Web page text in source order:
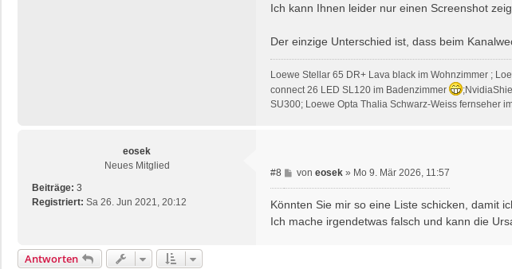
Ich kann Ihnen leider nur einen Screenshot
Der einzige Unterschied ist, dass beim
Loewe Stellar 65 DR+ Lava black im Wohnzimmer ;
connect 26 LED SL120 im Badenzimmer
SU300; Loewe Opta Thalia Schwarz-Weiss fernseher
eosek
Neues Mitglied
Beiträge: 3
Registriert: Sa 26. Jun 2021, 20:12
#8
B
e
r
von eosek» Mo 9. Mär 2026, 11:57
Könnten Sie mir so eine Liste schicken, damit
Ich mache irgendetwas falsch und kann die
Antworten